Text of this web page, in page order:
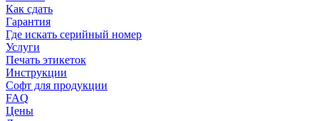
Как сдать
Гарантия
Где искать серийный номер
Услуги
Печать этикеток
Инструкции
Софт для продукции
FAQ
Цены